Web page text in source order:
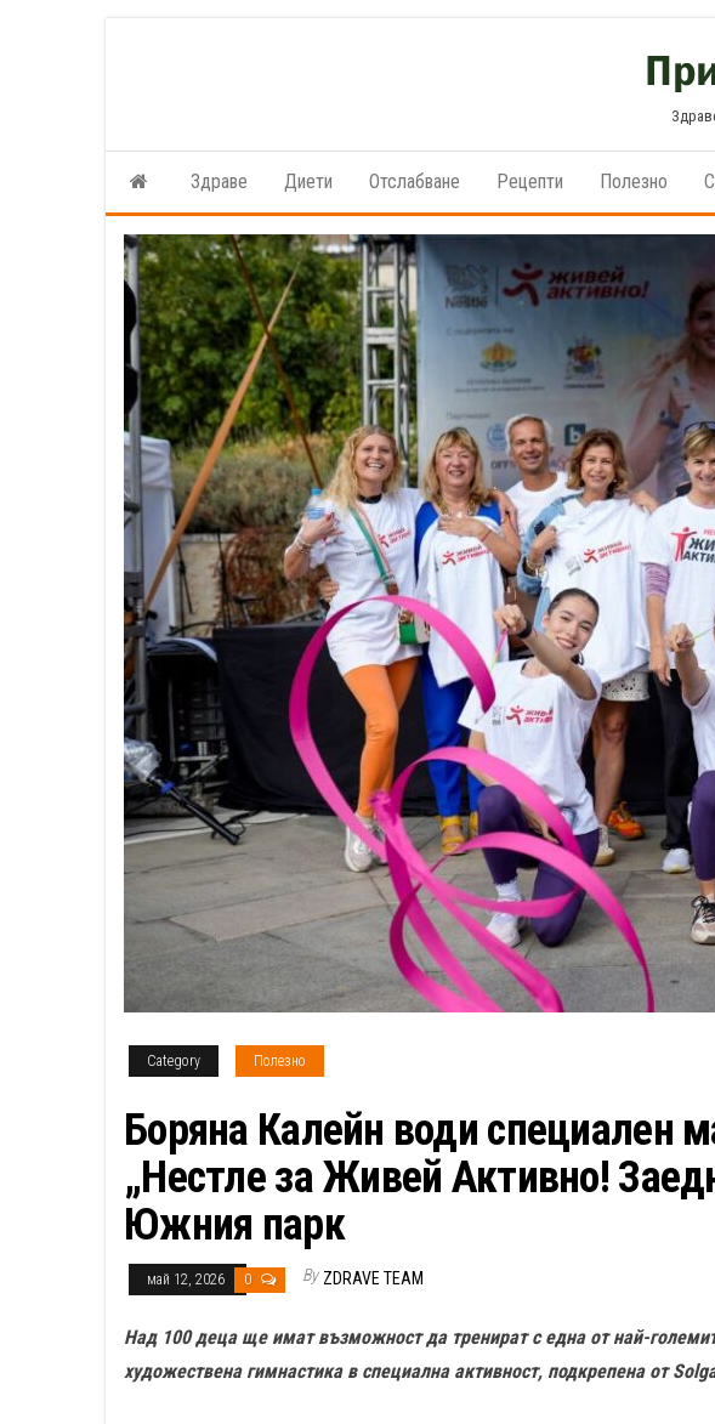
Здраве Диети Отслабване Рецепти Полезно
Category Полезно
Боряна Калейн води специален
„Нестле за Живей Активно!
Южния парк
май 12, 2026 0 By ZDRAVE TEAM
Над 100 деца ще имат възможност да тренират с една от най-
художествена гимнастика в специална активност, подкрепена от